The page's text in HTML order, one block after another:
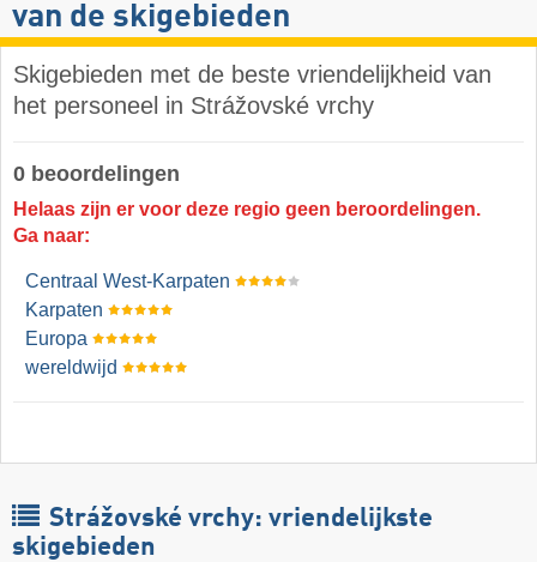
van de skigebieden
Skigebieden met de beste vriendelijkheid van
het personeel in Strážovské vrchy
0 beoordelingen
Helaas zijn er voor deze regio geen beroordelingen.
Ga naar:
Centraal West-Karpaten
Karpaten
Europa
wereldwijd
Strážovské vrchy: vriendelijkste
skigebieden